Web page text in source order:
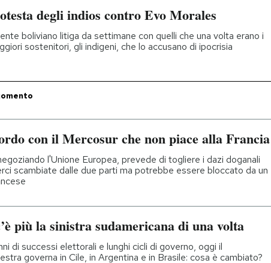
degli indios contro Evo Morales
boliviano litiga da settimane con quelli che una volta erano i
sostenitori, gli indigeni, che lo accusano di ipocrisia
con il Mercosur che non piace alla Francia
l'Unione Europea, prevede di togliere i dazi doganali
scambiate dalle due parti ma potrebbe essere bloccato da un
più la sinistra sudamericana di una volta
di successi elettorali e lunghi cicli di governo, oggi il
governa in Cile, in Argentina e in Brasile: cosa è cambiato?